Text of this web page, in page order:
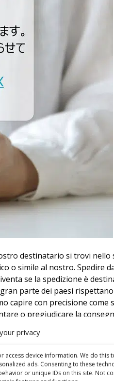
privacy
access device information. We do this
ads. Consenting to these
or unique IDs on this site. Not
destinatario si trovi nello
o simile al nostro. Spedire
se la spedizione è
parte dei paesi
capire con precisione come
o pregiudicare la
più spesso, alle prese con
dal sistema postale del
sui resi e sulle